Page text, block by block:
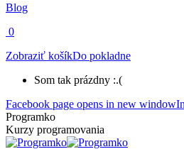
Blog
0
Zobraziť košíkDo pokladne
Som tak prázdny :.(
Facebook page opens in new window
Programko
Kurzy programovania